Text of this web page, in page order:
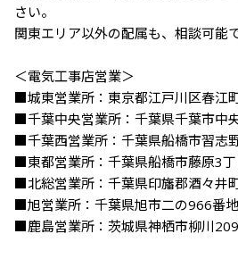
さい。
関東エリア以外の配属も、相談可能
＜電気工事店営業＞
■城東営業所：東京都江戸川区春江
■千葉中央営業所：千葉県千葉市中
■千葉西営業所：千葉県船橋市習志
■東都営業所：千葉県船橋市藤原3
■北総営業所：千葉県印旛郡酒々井
■旭営業所：千葉県旭市二の966番
■鹿島営業所：茨城県神栖市柳川